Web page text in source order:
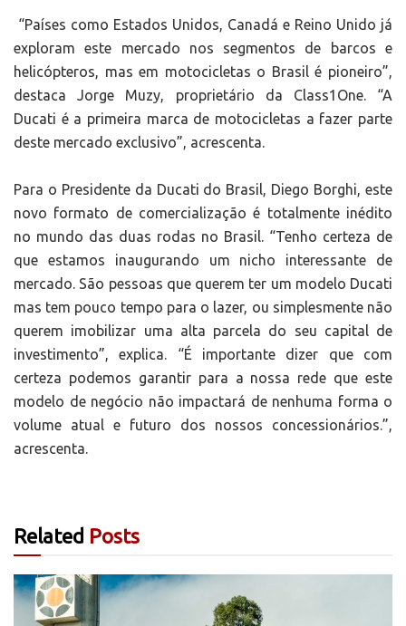
“Países como Estados Unidos, Canadá e Reino Unido já
exploram este mercado nos segmentos de barcos e
helicópteros, mas em motocicletas o Brasil é pioneiro”,
destaca Jorge Muzy, proprietário da Class1One. “A
Ducati é a primeira marca de motocicletas a fazer parte
deste mercado exclusivo”, acrescenta.
Para o Presidente da Ducati do Brasil, Diego Borghi, este
novo formato de comercialização é totalmente inédito
no mundo das duas rodas no Brasil. “Tenho certeza de
que estamos inaugurando um nicho interessante de
mercado. São pessoas que querem ter um modelo Ducati
mas tem pouco tempo para o lazer, ou simplesmente não
querem imobilizar uma alta parcela do seu capital de
investimento”, explica. “É importante dizer que com
certeza podemos garantir para a nossa rede que este
modelo de negócio não impactará de nenhuma forma o
volume atual e futuro dos nossos concessionários.”,
acrescenta.
Related Posts